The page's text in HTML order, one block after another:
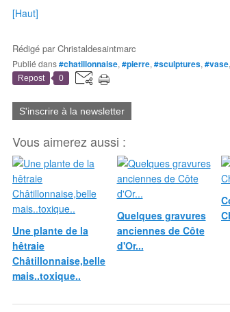
[Haut]
Rédigé parChristaldesaintmarc
Publié dans#chatillonnaise, #pierre, #sculptures, #vase,
Repost 0
S'inscrire à la newsletter
Vous aimerez aussi :
Une plante de la
hêtraie
Châtillonnaise,belle
mais..toxique..
Quelques gravures
anciennes de Côte
d'Or...